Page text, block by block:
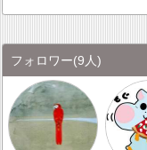
フォロワー(9人)